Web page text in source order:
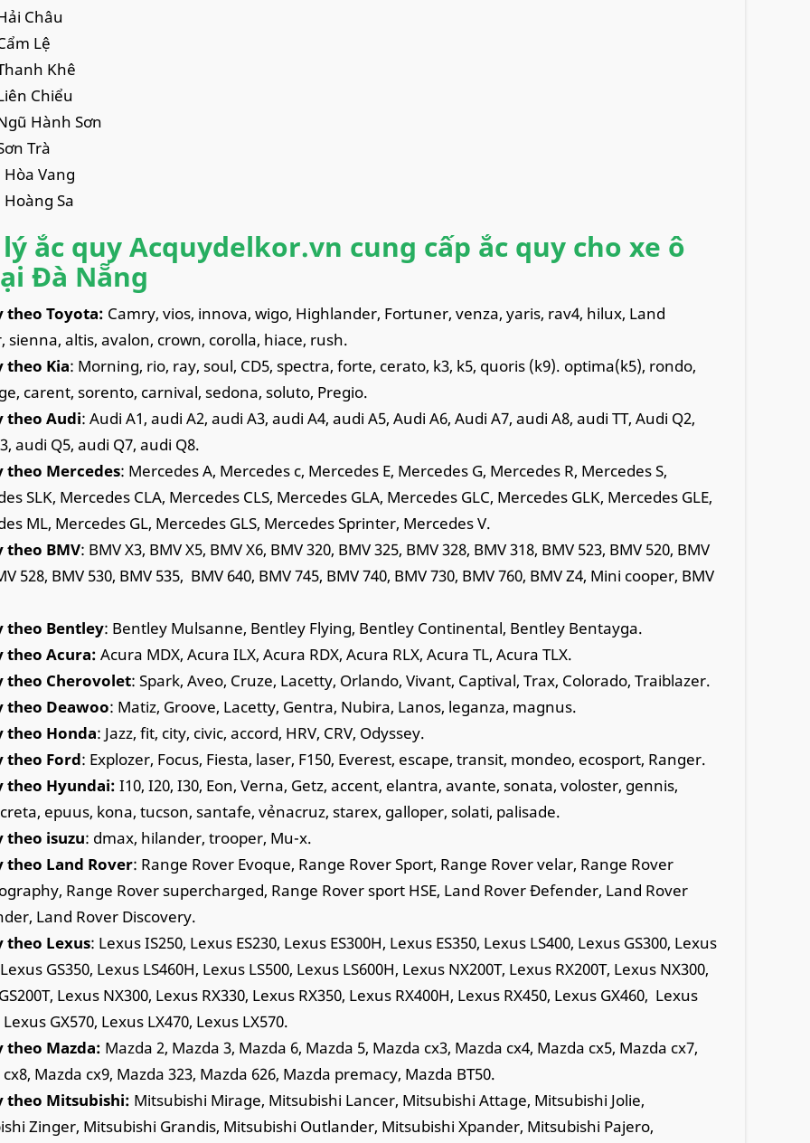
Châu
Lệ
Khê
Chiểu
Hành Sơn
Trà
Vang
Sa
ắc quy Acquydelkor.vn cung cấp ắc quy cho xe ô
Đà Nẵng
theo Toyota: Camry, vios, innova, wigo, Highlander, Fortuner, venza, yaris, rav4, hilux, Land
sienna, altis, avalon, crown, corolla, hiace, rush.
theo Kia: Morning, rio, ray, soul, CD5, spectra, forte, cerato, k3, k5, quoris (k9). optima(k5), rondo,
carent, sorento, carnival, sedona, soluto, Pregio.
theo Audi: Audi A1, audi A2, audi A3, audi A4, audi A5, Audi A6, Audi A7, audi A8, audi TT, Audi Q2,
audi Q5, audi Q7, audi Q8.
theo Mercedes: Mercedes A, Mercedes c, Mercedes E, Mercedes G, Mercedes R, Mercedes S,
SLK, Mercedes CLA, Mercedes CLS, Mercedes GLA, Mercedes GLC, Mercedes GLK, Mercedes GLE,
ML, Mercedes GL, Mercedes GLS, Mercedes Sprinter, Mercedes V.
theo BMV: BMV X3, BMV X5, BMV X6, BMV 320, BMV 325, BMV 328, BMV 318, BMV 523, BMV 520, BMV
528, BMV 530, BMV 535, BMV 640, BMV 745, BMV 740, BMV 730, BMV 760, BMV Z4, Mini cooper, BMV
theo Bentley: Bentley Mulsanne, Bentley Flying, Bentley Continental, Bentley Bentayga.
theo Acura: Acura MDX, Acura ILX, Acura RDX, Acura RLX, Acura TL, Acura TLX.
theo Cherovolet: Spark, Aveo, Cruze, Lacetty, Orlando, Vivant, Captival, Trax, Colorado, Traiblazer.
theo Deawoo: Matiz, Groove, Lacetty, Gentra, Nubira, Lanos, leganza, magnus.
theo Honda: Jazz, fit, city, civic, accord, HRV, CRV, Odyssey.
theo Ford: Explozer, Focus, Fiesta, laser, F150, Everest, escape, transit, mondeo, ecosport, Ranger.
theo Hyundai: I10, I20, I30, Eon, Verna, Getz, accent, elantra, avante, sonata, voloster, gennis,
epuus, kona, tucson, santafe, vẻnacruz, starex, galloper, solati, palisade.
theo isuzu: dmax, hilander, trooper, Mu-x.
theo Land Rover: Range Rover Evoque, Range Rover Sport, Range Rover velar, Range Rover
Range Rover supercharged, Range Rover sport HSE, Land Rover Đefender, Land Rover
Land Rover Discovery.
theo Lexus: Lexus IS250, Lexus ES230, Lexus ES300H, Lexus ES350, Lexus LS400, Lexus GS300, Lexus
GS350, Lexus LS460H, Lexus LS500, Lexus LS600H, Lexus NX200T, Lexus RX200T, Lexus NX300,
Lexus NX300, Lexus RX330, Lexus RX350, Lexus RX400H, Lexus RX450, Lexus GX460, Lexus
Lexus GX570, Lexus LX470, Lexus LX570.
theo Mazda: Mazda 2, Mazda 3, Mazda 6, Mazda 5, Mazda cx3, Mazda cx4, Mazda cx5, Mazda cx7,
Mazda cx9, Mazda 323, Mazda 626, Mazda premacy, Mazda BT50.
theo Mitsubishi: Mitsubishi Mirage, Mitsubishi Lancer, Mitsubishi Attage, Mitsubishi Jolie,
Zinger, Mitsubishi Grandis, Mitsubishi Outlander, Mitsubishi Xpander, Mitsubishi Pajero,